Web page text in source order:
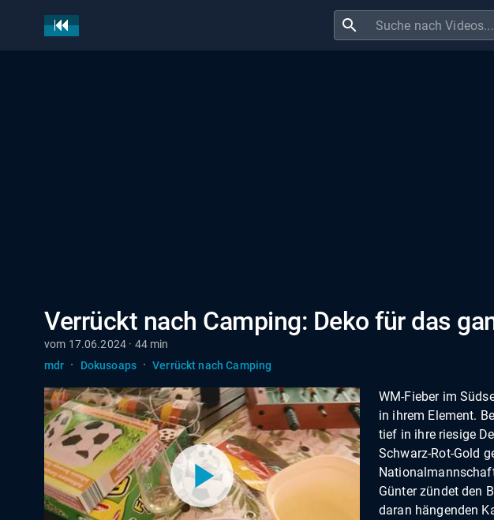
search
Verrückt nach Camping: Deko für das
vom 17.06.2024 · 44 min
mdr · Dokusoaps · Verrückt nach Camping
WM-Fieber im
in ihrem Element.
tief in ihre riesige
Schwarz-Rot-Gold
Günter zündet den
daran hängenden